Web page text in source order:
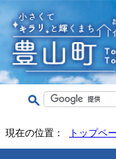
現在の位置： トップペ